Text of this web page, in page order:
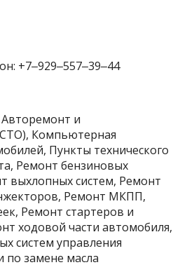
+7‒929‒557‒39‒44
Авторемонт и
Компьютерная
Пункты технического
Ремонт бензиновых
выхлопных систем, Ремонт
Ремонт МКПП,
Ремонт стартеров и
ходовой части автомобиля,
систем управления
по замене масла